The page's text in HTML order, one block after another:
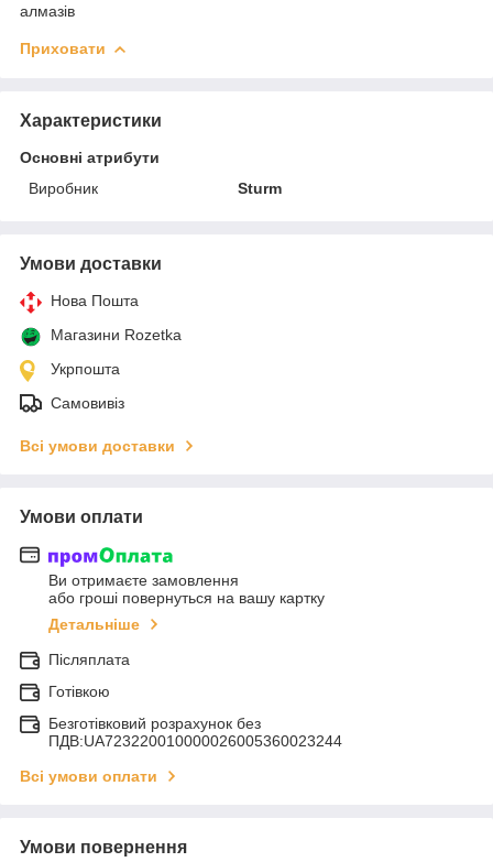
алмазів
Приховати
Характеристики
Основні атрибути
Виробник
Sturm
Умови доставки
Нова Пошта
Магазини Rozetka
Укрпошта
Самовивіз
Всі умови доставки
Умови оплати
Ви отримаєте замовлення
або гроші повернуться на вашу картку
Детальніше
Післяплата
Готівкою
Безготівковий розрахунок без
ПДВ:UA723220010000026005360023244
Всі умови оплати
Умови повернення